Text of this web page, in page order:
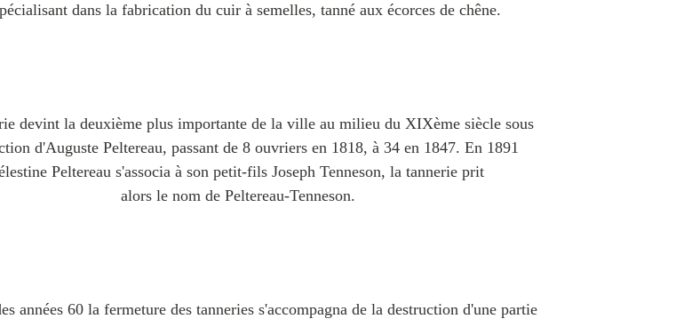
dans la fabrication du cuir à semelles, tanné aux écorces de chêne.
devint la deuxième plus importante de la ville au milieu du XIXème siècle sous
d'Auguste Peltereau, passant de 8 ouvriers en 1818, à 34 en 1847. En 1891
Peltereau s'associa à son petit-fils Joseph Tenneson, la tannerie prit
alors le nom de Peltereau-Tenneson.
années 60 la fermeture des tanneries s'accompagna de la destruction d'une partie